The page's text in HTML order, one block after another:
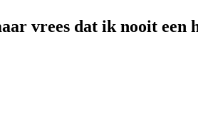
vrees dat ik nooit een